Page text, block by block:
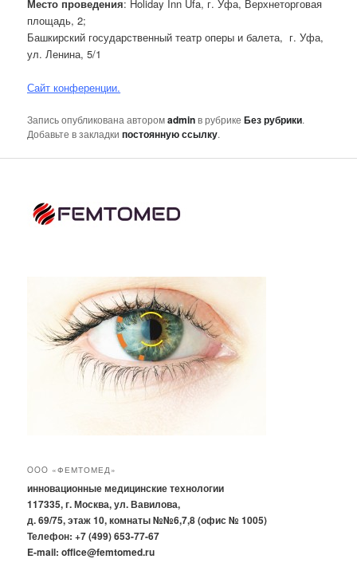
Место проведения: Holiday Inn Ufa, г. Уфа, Верхнеторговая
площадь, 2;
Башкирский государственный театр оперы и балета, г. Уфа,
ул. Ленина, 5/1
Сайт конференции.
Запись опубликована авторомadminв рубрикеБез рубрики.
Добавьте в закладкипостоянную ссылку.
OOO «ФЕМТОМЕД»
инновационные медицинские технологии
117335, г. Москва, ул. Вавилова,
д. 69/75, этаж 10, комнаты №№6,7,8 (офис № 1005)
Телефон: +7 (499) 653-77-67
E-mail: office@femtomed.ru